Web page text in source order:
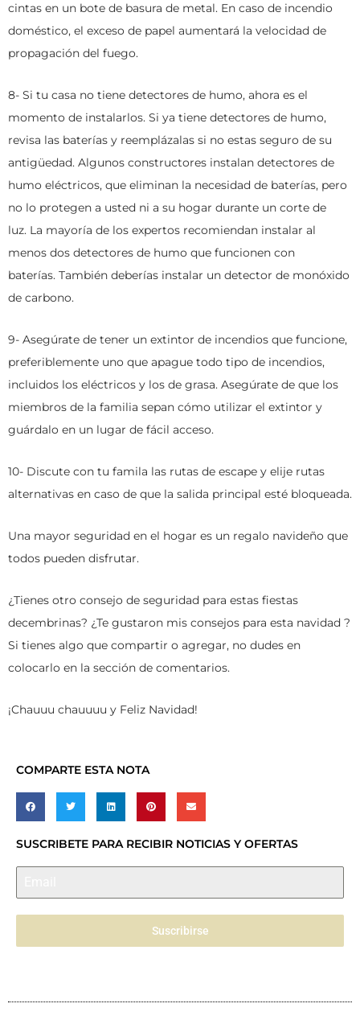
cintas en un bote de basura de metal. En caso de incendio
doméstico, el exceso de papel aumentará la velocidad de
propagación del fuego.
8- Si tu casa no tiene detectores de humo, ahora es el
momento de instalarlos. Si ya tiene detectores de humo,
revisa las baterías y reemplázalas si no estas seguro de su
antigüedad. Algunos constructores instalan detectores de
humo eléctricos, que eliminan la necesidad de baterías, pero
no lo protegen a usted ni a su hogar durante un corte de
luz. La mayoría de los expertos recomiendan instalar al
menos dos detectores de humo que funcionen con
baterías. También deberías instalar un detector de monóxido
de carbono.
9- Asegúrate de tener un extintor de incendios que funcione,
preferiblemente uno que apague todo tipo de incendios,
incluidos los eléctricos y los de grasa. Asegúrate de que los
miembros de la familia sepan cómo utilizar el extintor y
guárdalo en un lugar de fácil acceso.
10- Discute con tu famila las rutas de escape y elije rutas
alternativas en caso de que la salida principal esté bloqueada.
Una mayor seguridad en el hogar es un regalo navideño que
todos pueden disfrutar.
¿Tienes otro consejo de seguridad para estas fiestas
decembrinas? ¿Te gustaron mis consejos para esta navidad ?
Si tienes algo que compartir o agregar, no dudes en
colocarlo en la sección de comentarios.
¡Chauuu chauuuu y Feliz Navidad!
COMPARTE ESTA NOTA
SUSCRIBETE PARA RECIBIR NOTICIAS Y OFERTAS
Suscribirse